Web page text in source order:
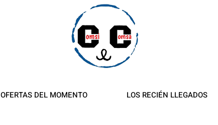
OFERTAS DEL MOMENTO LOS RECIÉN LLEGADOS